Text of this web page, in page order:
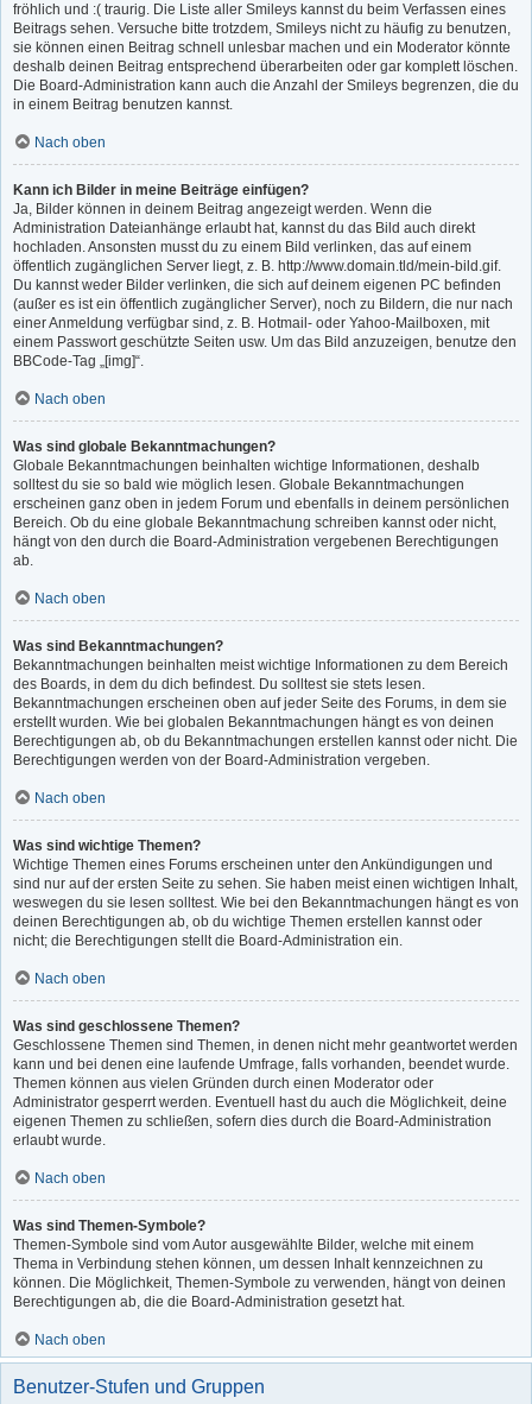
fröhlich und :( traurig. Die Liste aller Smileys kannst du beim Verfassen eines
Beitrags sehen. Versuche bitte trotzdem, Smileys nicht zu häufig zu benutzen,
sie können einen Beitrag schnell unlesbar machen und ein Moderator könnte
deshalb deinen Beitrag entsprechend überarbeiten oder gar komplett löschen.
Die Board-Administration kann auch die Anzahl der Smileys begrenzen, die du
in einem Beitrag benutzen kannst.
Nach oben
Kann ich Bilder in meine Beiträge einfügen?
Ja, Bilder können in deinem Beitrag angezeigt werden. Wenn die
Administration Dateianhänge erlaubt hat, kannst du das Bild auch direkt
hochladen. Ansonsten musst du zu einem Bild verlinken, das auf einem
öffentlich zugänglichen Server liegt, z. B. http://www.domain.tld/mein-bild.gif.
Du kannst weder Bilder verlinken, die sich auf deinem eigenen PC befinden
(außer es ist ein öffentlich zugänglicher Server), noch zu Bildern, die nur nach
einer Anmeldung verfügbar sind, z. B. Hotmail- oder Yahoo-Mailboxen, mit
einem Passwort geschützte Seiten usw. Um das Bild anzuzeigen, benutze den
BBCode-Tag „[img]“.
Nach oben
Was sind globale Bekanntmachungen?
Globale Bekanntmachungen beinhalten wichtige Informationen, deshalb
solltest du sie so bald wie möglich lesen. Globale Bekanntmachungen
erscheinen ganz oben in jedem Forum und ebenfalls in deinem persönlichen
Bereich. Ob du eine globale Bekanntmachung schreiben kannst oder nicht,
hängt von den durch die Board-Administration vergebenen Berechtigungen
ab.
Nach oben
Was sind Bekanntmachungen?
Bekanntmachungen beinhalten meist wichtige Informationen zu dem Bereich
des Boards, in dem du dich befindest. Du solltest sie stets lesen.
Bekanntmachungen erscheinen oben auf jeder Seite des Forums, in dem sie
erstellt wurden. Wie bei globalen Bekanntmachungen hängt es von deinen
Berechtigungen ab, ob du Bekanntmachungen erstellen kannst oder nicht. Die
Berechtigungen werden von der Board-Administration vergeben.
Nach oben
Was sind wichtige Themen?
Wichtige Themen eines Forums erscheinen unter den Ankündigungen und
sind nur auf der ersten Seite zu sehen. Sie haben meist einen wichtigen Inhalt,
weswegen du sie lesen solltest. Wie bei den Bekanntmachungen hängt es von
deinen Berechtigungen ab, ob du wichtige Themen erstellen kannst oder
nicht; die Berechtigungen stellt die Board-Administration ein.
Nach oben
Was sind geschlossene Themen?
Geschlossene Themen sind Themen, in denen nicht mehr geantwortet werden
kann und bei denen eine laufende Umfrage, falls vorhanden, beendet wurde.
Themen können aus vielen Gründen durch einen Moderator oder
Administrator gesperrt werden. Eventuell hast du auch die Möglichkeit, deine
eigenen Themen zu schließen, sofern dies durch die Board-Administration
erlaubt wurde.
Nach oben
Was sind Themen-Symbole?
Themen-Symbole sind vom Autor ausgewählte Bilder, welche mit einem
Thema in Verbindung stehen können, um dessen Inhalt kennzeichnen zu
können. Die Möglichkeit, Themen-Symbole zu verwenden, hängt von deinen
Berechtigungen ab, die die Board-Administration gesetzt hat.
Nach oben
Benutzer-Stufen und Gruppen